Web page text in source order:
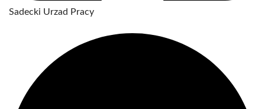
Sadecki Urzad Pracy